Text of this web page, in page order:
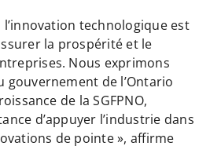
l’innovation technologique est
la prospérité et le
Nous exprimons
de l’Ontario
de la SGFPNO,
d’appuyer l’industrie dans
de pointe », affirme